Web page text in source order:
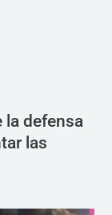
la defensa
las